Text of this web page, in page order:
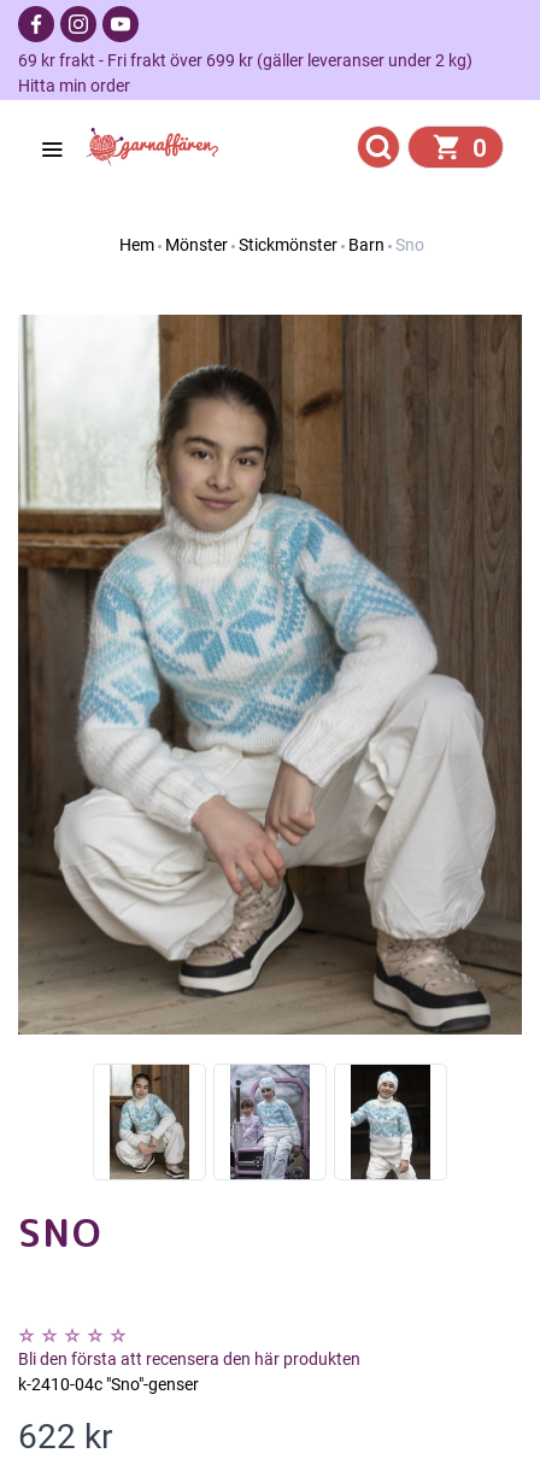
69 kr frakt - Fri frakt över 699 kr (gäller leveranser under 2 kg)
Hitta min order
0
Hem Mönster Stickmönster Barn Sno
SNO
Bli den första att recensera den här produkten
k-2410-04c "Sno"-genser
622 kr